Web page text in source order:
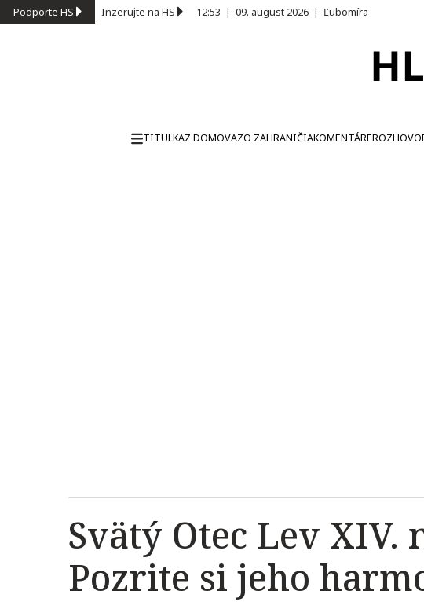
Podporte HS Inzerujte na HS 12:53 | 09. august 2026 | Ľubomíra
TITULKAZ DOMOVAZO ZAHRANIČIAKOMENTÁRE
Svätý Otec Lev
Pozrite si jeho